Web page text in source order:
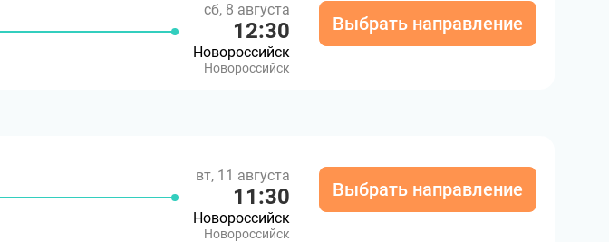
сб, 8 августа
12:30
Новороссийск
Новороссийск
Выбрать направление
вт, 11 августа
11:30
Новороссийск
Новороссийск
Выбрать направление